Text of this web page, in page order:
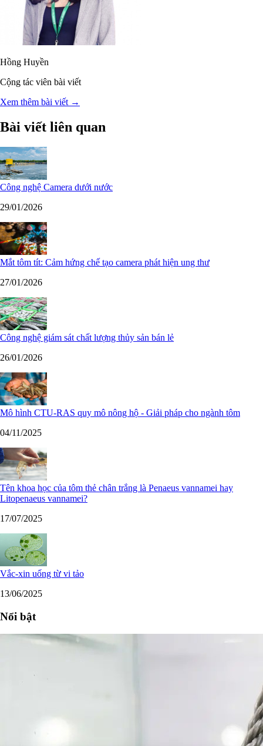
Hồng Huyền
Cộng tác viên bài viết
Xem thêm bài viết →
Bài viết liên quan
Công nghệ Camera dưới nước
29/01/2026
Mắt tôm tít: Cảm hứng chế tạo camera phát hiện ung thư
27/01/2026
Công nghệ giám sát chất lượng thủy sản bán lẻ
26/01/2026
Mô hình CTU-RAS quy mô nông hộ - Giải pháp cho ngành tôm
04/11/2025
Tên khoa học của tôm thẻ chân trắng là Penaeus vannamei hay
Litopenaeus vannamei?
17/07/2025
Vắc-xin uống từ vi tảo
13/06/2025
Nổi bật